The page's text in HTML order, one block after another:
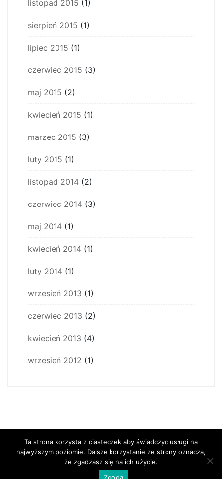
listopad 2015 (1)
sierpień 2015 (1)
lipiec 2015 (1)
czerwiec 2015 (3)
maj 2015 (2)
kwiecień 2015 (1)
marzec 2015 (3)
luty 2015 (1)
listopad 2014 (2)
czerwiec 2014 (3)
maj 2014 (1)
kwiecień 2014 (1)
luty 2014 (1)
wrzesień 2013 (1)
czerwiec 2013 (2)
kwiecień 2013 (4)
wrzesień 2012 (1)
Ta strona korzysta z ciasteczek aby świadczyć usługi na
najwyższym poziomie. Dalsze korzystanie ze strony oznacza,
że zgadzasz się na ich użycie.
Zgoda